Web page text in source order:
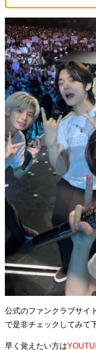
公式のファンクラブサイ
で是非チェックしてみて
早く覚えたい方は